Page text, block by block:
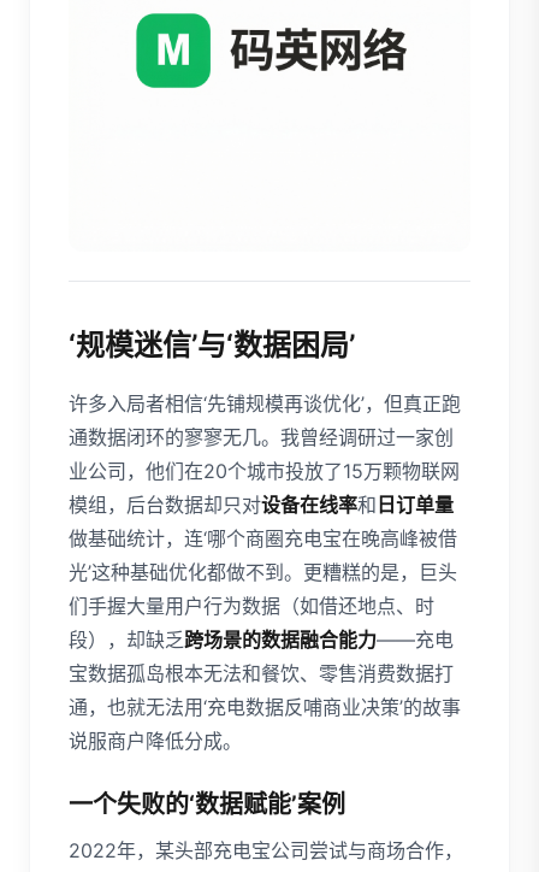
‘规模迷信’与‘数据困局’
许多入局者相信‘先铺规模再谈优化’，但真正跑
通数据闭环的寥寥无几。我曾经调研过一家创
业公司，他们在20个城市投放了15万颗物联网
模组，后台数据却只对设备在线率和 日订单量
做基础统计，连‘哪个商圈充电宝在晚高峰被借
光’这种基础优化都做不到。更糟糕的是，巨头
们手握大量用户行为数据（如借还地点、时
段），却缺乏跨场景的数据融合能力——充电
宝数据孤岛根本无法和餐饮、零售消费数据打
通，也就无法用‘充电数据反哺商业决策’的故事
说服商户降低分成。
一个失败的‘数据赋能’案例
2022年，某头部充电宝公司尝试与商场合作，